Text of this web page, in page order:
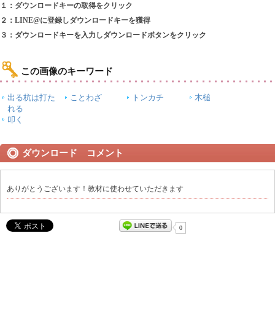
１：ダウンロードキーの取得をクリック
２：LINE@に登録しダウンロードキーを獲得
３：ダウンロードキーを入力しダウンロードボタンをクリック
この画像のキーワード
出る杭は打た
れる
ことわざ トンカチ 木槌
叩く
ダウンロード コメント
ありがとうございます！教材に使わせていただきます
0